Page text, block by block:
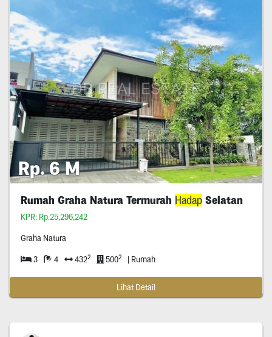
Rp. 6 M
Rumah Graha Natura Termurah HadapSelatan
KPR: Rp.25,296,242
Graha Natura
3 4 4322 5002 | Rumah
Lihat Detail